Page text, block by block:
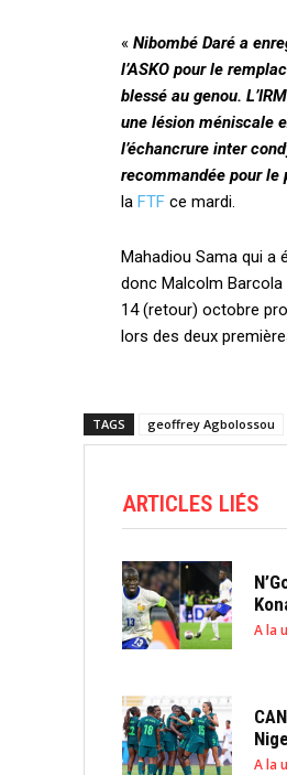
« Nibombé Daré a
l’ASKO pour le
blessé au genou.
une lésion méniscale
l’échancrure inter
recommandée pour le
la FTF ce mardi.
Mahadiou Sama qui a
donc Malcolm Barcola
14 (retour) octobre
lors des deux
TAGS geoffrey Agbolossou
ARTICLES LIÉS
A la
A la